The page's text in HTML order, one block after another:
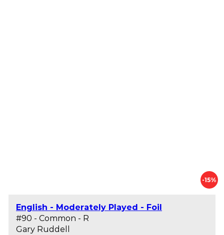
-15%
English - Moderately Played - Foil
#90 - Common - R
Gary Ruddell